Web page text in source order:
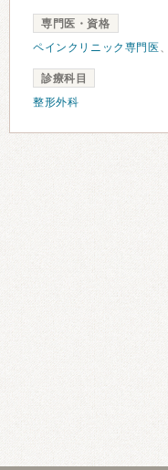
専門医・資格
ペインクリニック専門医 、
診療科目
整形外科